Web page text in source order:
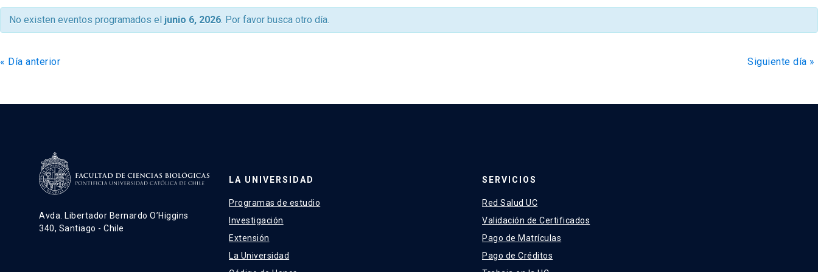
de
de
de
No existen eventos programados el junio 6, 2026. Por favor busca otro día.
« Día anterior Siguiente día »
Avda. Libertador Bernardo O’Higgins
340, Santiago - Chile
LA UNIVERSIDAD
Programas de estudio
Investigación
Extensión
La Universidad
SERVICIOS
Red Salud UC
Validación de Certificados
Pago de Matrículas
Pago de Créditos